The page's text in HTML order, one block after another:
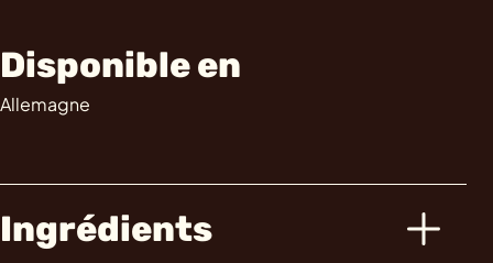
Disponible en
Allemagne
Ingrédients